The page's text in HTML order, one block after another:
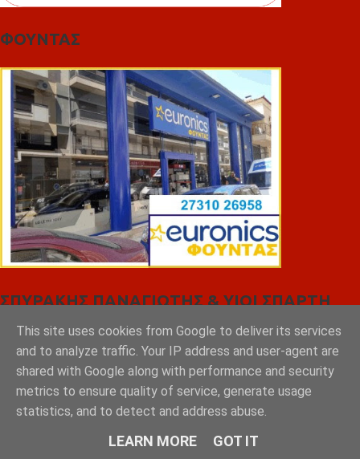
ΦΟΥΝΤΑΣ
ΣΠΥΡΑΚΗΣ ΠΑΝΑΓΙΩΤΗΣ & YIOI ΣΠΑΡΤΗ
This site uses cookies from Google to deliver its services
and to analyze traffic. Your IP address and user-agent are
shared with Google along with performance and security
metrics to ensure quality of service, generate usage
statistics, and to detect and address abuse.
LEARN MORE GOT IT